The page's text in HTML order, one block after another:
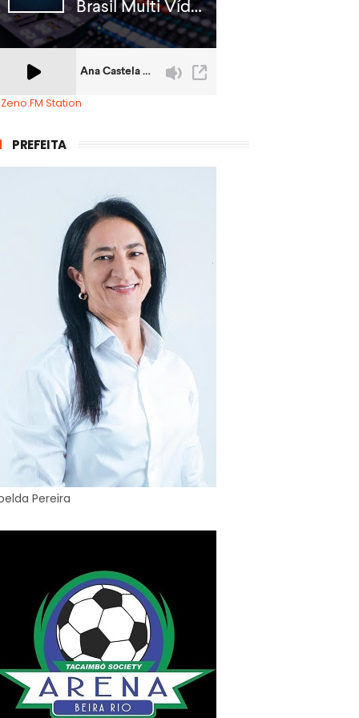
Station
PREFEITA
Pereira